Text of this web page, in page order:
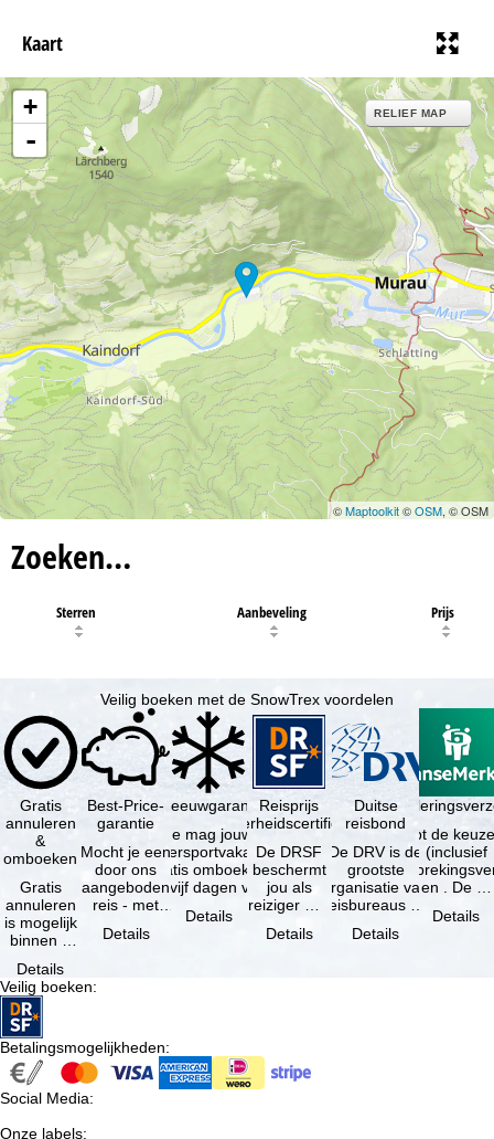
Kaart
+
-
RELIEF MAP
©Maptoolkit©OSM, © OSM
Zoeken…
Sterren Aanbeveling Prijs
Veilig boeken met de SnowTrex voordelen
Gratis
annuleren
&
omboeken
Gratis
annuleren
is mogelijk
binnen 5
de
boeking,
als jouw
vakantie …
Details
Best-Price-
garantie
Mocht je een
door ons
aangeboden
reis - met
beschikbaarheid
Details
Sneeuwgarantie
Je mag jouw
wintersportvakantie
gratis omboeken
als vijf dagen voor
Details
Reisprijs
zekerheidscertificaat
De DRSF
beschermt
jou als
reiziger met
pakketreis
Details
Duitse
reisbond
De DRV is de
grootste
organisatie van
reisbureaus en
in Duitsland. …
Details
Je hebt de
(inclusief
en . De …
Details
Veilig boeken:
Betalingsmogelijkheden:
Social Media:
Onze labels: